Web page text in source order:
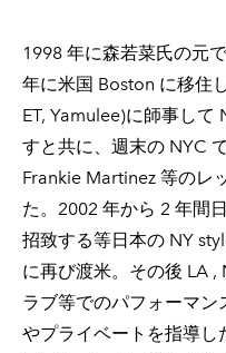
1998 年に森若菜氏の元
年に米国 Boston に移住
ET, Yamulee)に師事して
すと共に、週末の NYC
Frankie Martinez 等のレ
た。2002 年から 2 年間
招致する等日本の NY
に再び渡米。その後 LA ,
ラブ等でのパフォーマン
やプライベートを指導し